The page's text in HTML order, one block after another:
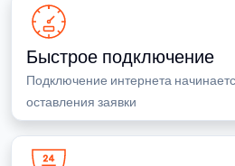
Быстрое подключение
Подключение интернета
оставления заявки